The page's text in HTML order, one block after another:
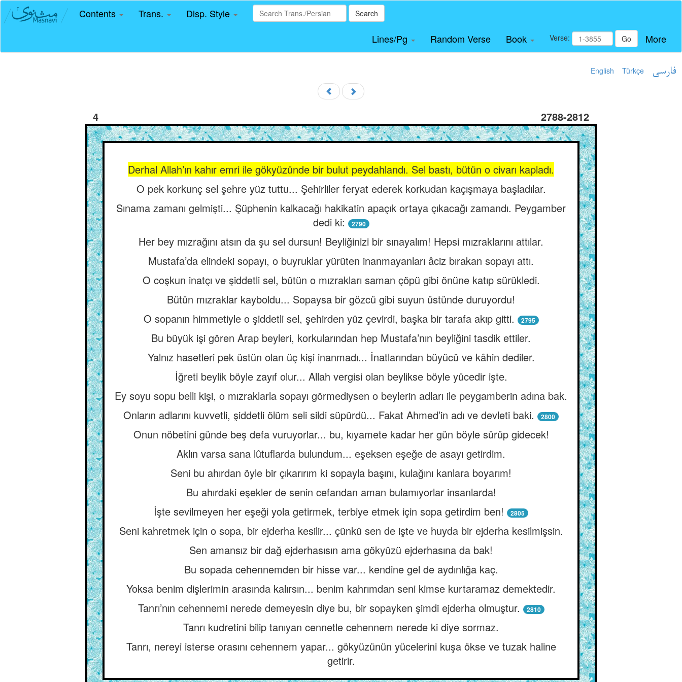
Contents Trans. Disp. Style Search
Lines/Pg Random Verse Book Verse: Go More
English Türkçe فارسی
4 2788-2812
Derhal Allah’ın kahır emri ile gökyüzünde bir bulut peydahlandı. Sel bastı, bütün o civarı kapladı.
O pek korkunç sel şehre yüz tuttu... Şehirliler feryat ederek korkudan kaçışmaya başladılar.
Sınama zamanı gelmişti... Şüphenin kalkacağı hakikatin apaçık ortaya çıkacağı zamandı. Peygamber
dedi ki:
2790
Her bey mızrağını atsın da şu sel dursun! Beyliğinizi bir sınayalım! Hepsi mızraklarını attılar.
Mustafa’da elindeki sopayı, o buyruklar yürüten inanmayanları âciz bırakan sopayı attı.
O coşkun inatçı ve şiddetli sel, bütün o mızrakları saman çöpü gibi önüne katıp sürükledi.
Bütün mızraklar kayboldu... Sopaysa bir gözcü gibi suyun üstünde duruyordu!
O sopanın himmetiyle o şiddetli sel, şehirden yüz çevirdi, başka bir tarafa akıp gitti.
2795
Bu büyük işi gören Arap beyleri, korkularından hep Mustafa’nın beyliğini tasdik ettiler.
Yalnız hasetleri pek üstün olan üç kişi inanmadı... İnatlarından büyücü ve kâhin dediler.
İğreti beylik böyle zayıf olur... Allah vergisi olan beylikse böyle yücedir işte.
Ey soyu sopu belli kişi, o mızraklarla sopayı görmediysen o beylerin adları ile peygamberin adına bak.
Onların adlarını kuvvetli, şiddetli ölüm seli sildi süpürdü... Fakat Ahmed’in adı ve devleti baki.
2800
Onun nöbetini günde beş defa vuruyorlar... bu, kıyamete kadar her gün böyle sürüp gidecek!
Aklın varsa sana lûtuflarda bulundum... eşeksen eşeğe de asayı getirdim.
Seni bu ahırdan öyle bir çıkarırım ki sopayla başını, kulağını kanlara boyarım!
Bu ahırdaki eşekler de senin cefandan aman bulamıyorlar insanlarda!
İşte sevilmeyen her eşeği yola getirmek, terbiye etmek için sopa getirdim ben!
2805
Seni kahretmek için o sopa, bir ejderha kesilir... çünkü sen de işte ve huyda bir ejderha kesilmişsin.
Sen amansız bir dağ ejderhasısın ama gökyüzü ejderhasına da bak!
Bu sopada cehennemden bir hisse var... kendine gel de aydınlığa kaç.
Yoksa benim dişlerimin arasında kalırsın... benim kahrımdan seni kimse kurtaramaz demektedir.
Tanrı’nın cehennemi nerede demeyesin diye bu, bir sopayken şimdi ejderha olmuştur.
2810
Tanrı kudretini bilip tanıyan cennetle cehennem nerede ki diye sormaz.
Tanrı, nereyi isterse orasını cehennem yapar... gökyüzünün yücelerini kuşa ökse ve tuzak haline
getirir.